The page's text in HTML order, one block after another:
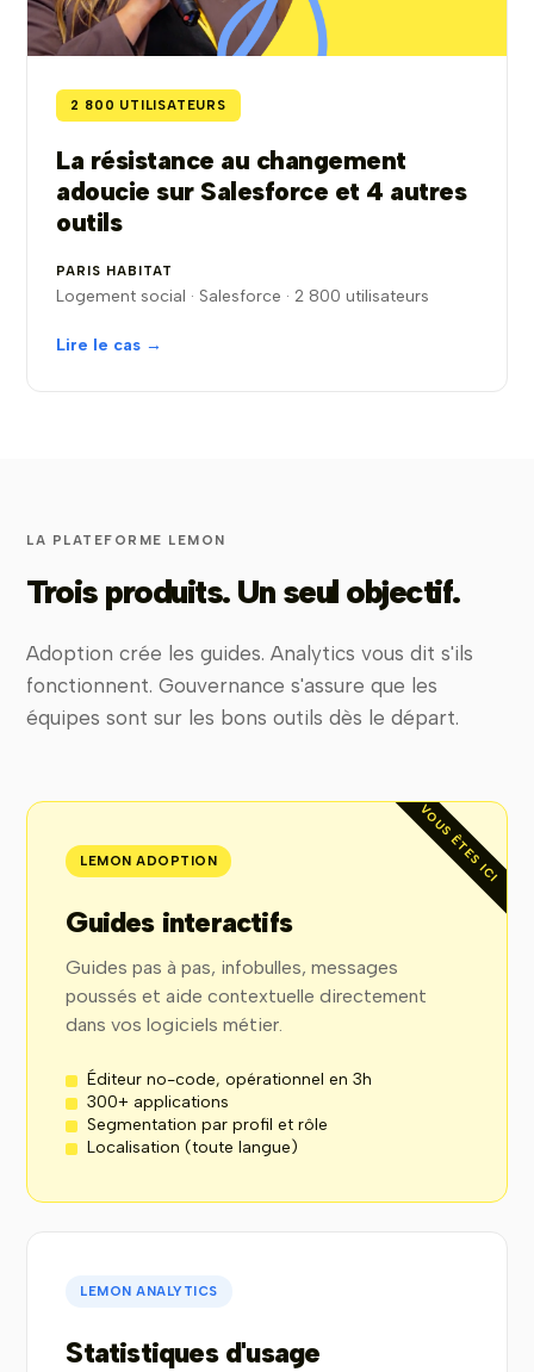
2 800 UTILISATEURS
La résistance au changement
adoucie sur Salesforce et 4 autres
outils
PARIS HABITAT
Logement social · Salesforce · 2 800 utilisateurs
Lire le cas →
LA PLATEFORME LEMON
Trois produits. Un seul objectif.
Adoption crée les guides. Analytics vous dit s'ils
fonctionnent. Gouvernance s'assure que les
équipes sont sur les bons outils dès le départ.
VOUS ÊTES ICI
LEMON ADOPTION
Guides interactifs
Guides pas à pas, infobulles, messages
poussés et aide contextuelle directement
dans vos logiciels métier.
Éditeur no-code, opérationnel en 3h
300+ applications
Segmentation par profil et rôle
Localisation (toute langue)
LEMON ANALYTICS
Statistiques d'usage